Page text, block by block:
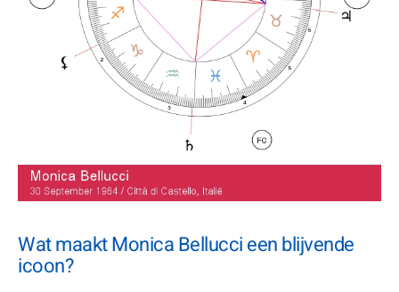
Wat maakt Monica Bellucci een blijvende
icoon?